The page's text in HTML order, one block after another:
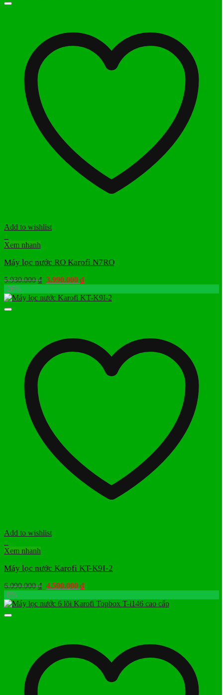
Add to wishlist
+
Xem nhanh
Máy lọc nước RO Karofi N7RO
5.930.000₫ Giá
là:
3.990.000 ₫Giá
tại
-26%
Add to wishlist
+
Xem nhanh
Máy lọc nước Karofi KT-K9I-2
6.090.000₫ Giá
là:
4.500.000 ₫Giá
tại
-8%